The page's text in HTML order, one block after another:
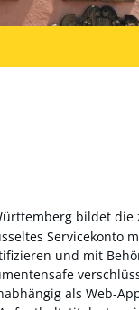
bildet
Servicekonto
und mit
als Web-